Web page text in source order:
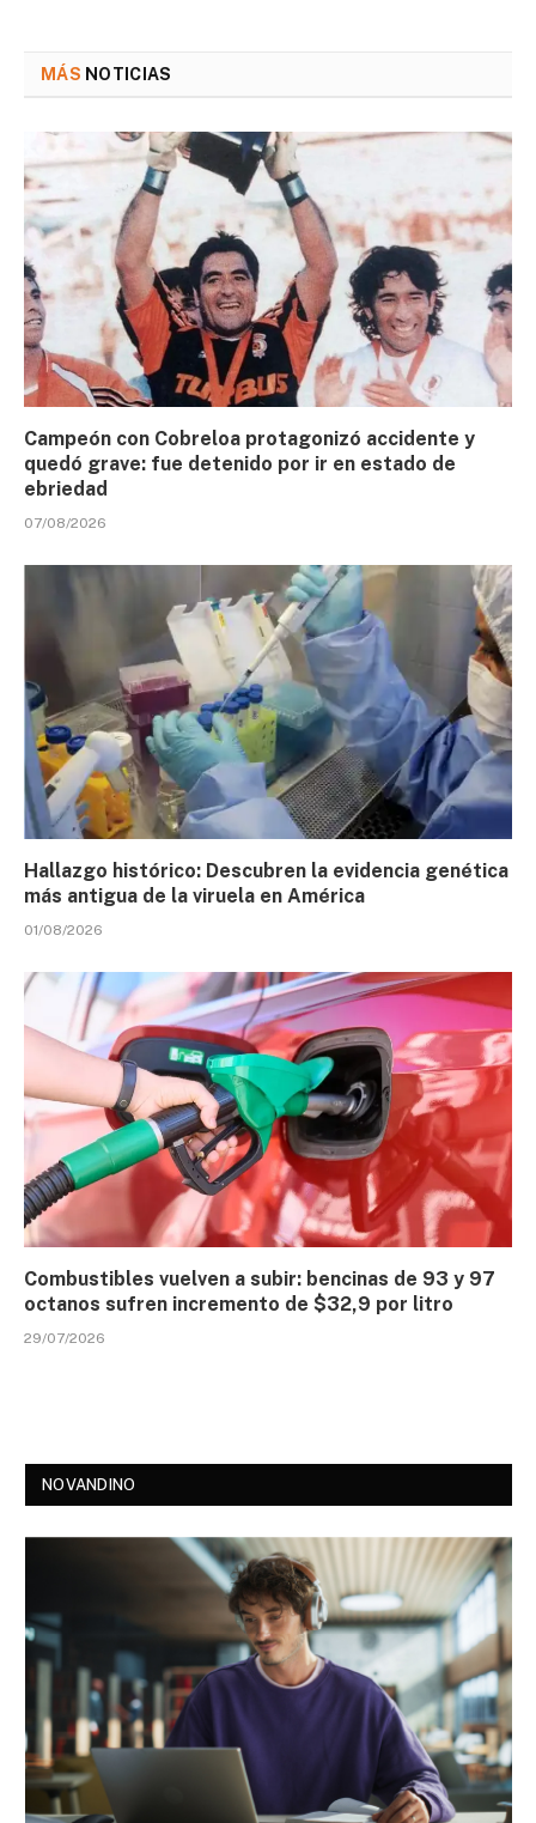
MÁS NOTICIAS
Campeón con Cobreloa protagonizó accidente y
quedó grave: fue detenido por ir en estado de
ebriedad
07/08/2026
Hallazgo histórico: Descubren la evidencia genética
más antigua de la viruela en América
01/08/2026
Combustibles vuelven a subir: bencinas de 93 y 97
octanos sufren incremento de $32,9 por litro
29/07/2026
NOVANDINO